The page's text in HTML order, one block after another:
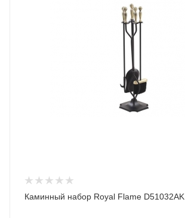
Каминный набор Royal Flame D51032AK